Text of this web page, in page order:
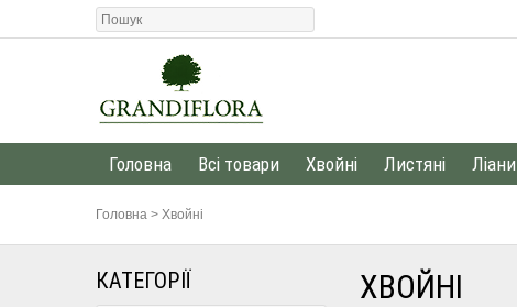
Головна Всі товари Хвойні Листяні Ліани
Головна > Хвойні
КАТЕГОРІЇ ХВОЙНІ